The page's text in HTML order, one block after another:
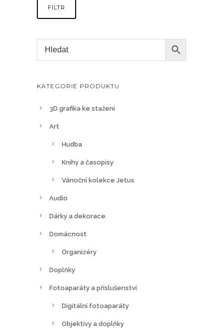
FILTR
KATEGORIE PRODUKTU
3D grafika ke stažení
Art
Hudba
Knihy a časopisy
Vánoční kolekce Jetus
Audio
Dárky a dekorace
Domácnost
Organizéry
Doplňky
Fotoaparáty a příslušenství
Digitální fotoaparáty
Objektivy a doplňky